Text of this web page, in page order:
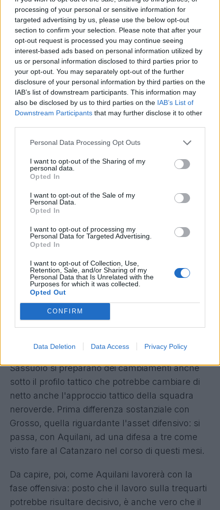
processing of your personal or sensitive information for
targeted advertising by us, please use the below opt-out
section to confirm your selection. Please note that after your
opt-out request is processed you may continue seeing
interest-based ads based on personal information utilized by
us or personal information disclosed to third parties prior to
your opt-out. You may separately opt-out of the further
disclosure of your personal information by third parties on the
IAB’s list of downstream participants. This information may
also be disclosed by us to third parties on the IAB’s List of
Downstream Participants that may further disclose it to other
Personal Data Processing Opt Outs
I want to opt-out of the Sharing of my
personal data.
Opted In
I want to opt-out of the Sale of my
Personal Data.
Opted In
I want to opt-out of processing my
Personal Data for Targeted Advertising.
Opted In
I want to opt-out of Collection, Use,
Retention, Sale, and/or Sharing of my
Personal Data that Is Unrelated with the
Purposes for which it was collected.
Opted Out
CONFIRM
Data Deletion Data Access Privacy Policy
A giugno 2023 passa al Pisa in Serie B,
concludendo la stagione in 13^ posizione
con 46 punti, e dopo un anno di pausa
approda al Catanzaro. Con i giallorossi 59
punti e quinto posto: superati Avellino e
Palermo, nella finale playoff con il Monza la
doppia sfida finisce in parità, ma sono i
lombardi ad ottenere la promozione in A per
il miglior piazzamento in classifica.
Sassuolo, dichiara: “Sono molto contenta di
questa scelta. In realtà, si tratta anche di un
gradito ritorno, visto che come calciatore ha
indossato la maglia neroverde nel 2017. Da
insieme, potremo scrivere nuovi
entusiasmanti capitoli di storia della nostra
squadra”.
Da tutta la famiglia neroverde, bentornato
mister!".
Il Sassuolo di Aquilani: come giocherà?
Sassuolo si preparano dei cambiamenti anche
sotto il profilo tattico che potrebbe cambiare di
netto anche l'approccio tattico della squadra
neroverde. Prima differenza sostanziale con
Grosso, quella riguardante l'asset difensivo: si
passa, con Aquilani, ad una difesa a tre come
visto fare al Catanzaro nel corso di questi mesi.
Da capire, poi, come Aquilani lavorerà con la
fase offensiva: posto che il lavoro sulla trequarti
potrebbe risultare decisivo, è anche vero che il